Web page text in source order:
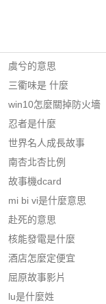
虞兮的意思
三衢味是 什麼
win10怎麼關掉防火墻
忍者是什麼
世界名人成長故事
南杏北杏比例
故事機dcard
mi bi vi是什麼意思
赴死的意思
核能發電是什麼
酒店怎麼定便宜
屈原故事影片
lu是什麼姓